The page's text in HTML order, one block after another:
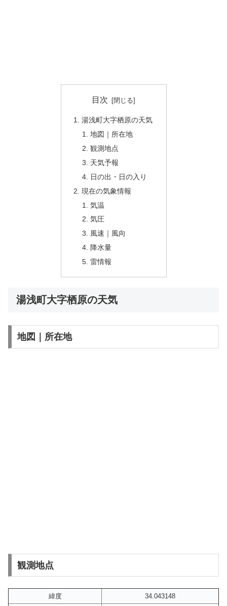
目次
湯浅町大字栖原の天気
地図｜所在地
観測地点
天気予報
日の出・日の入り
現在の気象情報
気温
気圧
風速｜風向
降水量
雷情報
湯浅町大字栖原の天気
地図｜所在地
観測地点
緯度 34.043148